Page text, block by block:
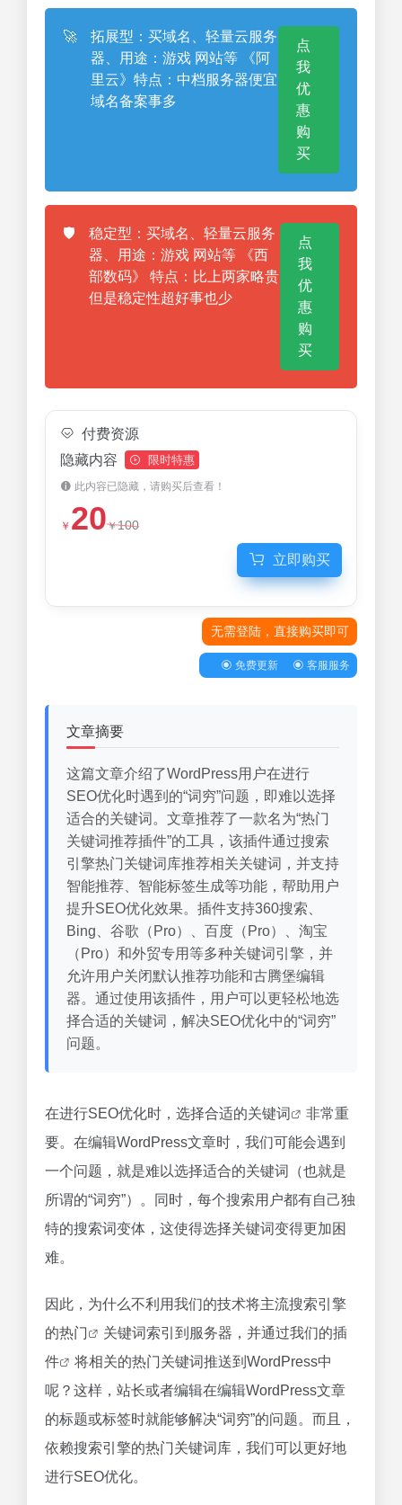
🚀
拓展型：买域名、轻量云服务
器、用途：游戏 网站等 《阿
里云》特点：中档服务器便宜
域名备案事多
点
我
优
惠
购
买
🛡️
稳定型：买域名、轻量云服务
器、用途：游戏 网站等 《西
部数码》 特点：比上两家略贵
但是稳定性超好事也少
点
我
优
惠
购
买
付费资源
隐藏内容
限时特惠
此内容已隐藏，请购买后查看！
￥ 20￥100
立即购买
无需登陆，直接购买即可
免费更新 客服服务
文章摘要
这篇文章介绍了WordPress用户在进行
SEO优化时遇到的“词穷”问题，即难以选择
适合的关键词。文章推荐了一款名为“热门
关键词推荐插件”的工具，该插件通过搜索
引擎热门关键词库推荐相关关键词，并支持
智能推荐、智能标签生成等功能，帮助用户
提升SEO优化效果。插件支持360搜索、
Bing、谷歌（Pro）、百度（Pro）、淘宝
（Pro）和外贸专用等多种关键词引擎，并
允许用户关闭默认推荐功能和古腾堡编辑
器。通过使用该插件，用户可以更轻松地选
择合适的关键词，解决SEO优化中的“词穷”
问题。
在进行SEO优化时，选择合适的关键词
非常重
要。在编辑WordPress文章时，我们可能会遇到
一个问题，就是难以选择适合的关键词（也就是
所谓的“词穷”）。同时，每个搜索用户都有自己独
特的搜索词变体，这使得选择关键词变得更加困
难。
因此，为什么不利用我们的技术将主流搜索引擎
的热门 关键词索引到服务器，并通过我们的插
件
将相关的热门关键词推送到WordPress中
呢？这样，站长或者编辑在编辑WordPress文章
的标题或标签时就能够解决“词穷”的问题。而且，
依赖搜索引擎的热门关键词库，我们可以更好地
进行SEO优化。